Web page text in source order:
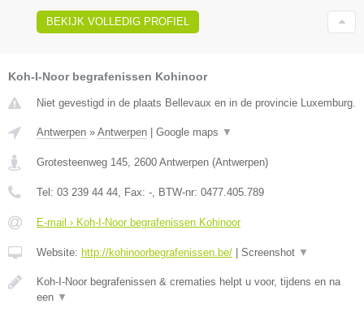
BEKIJK VOLLEDIG PROFIEL
Koh-I-Noor begrafenissen Kohinoor
Niet gevestigd in de plaats Bellevaux en in de provincie Luxemburg.
Antwerpen » Antwerpen | Google maps ▼
Grotesteenweg 145 2600 Antwerpen (Antwerpen)
Tel: 03 239 44 44 , Fax: - , BTW-nr: 0477.405.789
E-mail › Koh-I-Noor begrafenissen Kohinoor
Website: http://kohinoorbegrafenissen.be/ | Screenshot ▼
Koh-I-Noor begrafenissen & crematies helpt u voor, tijdens en na
een ▼